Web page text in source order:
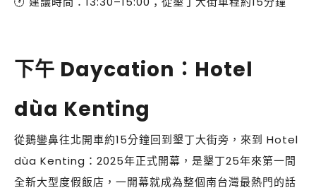
下午 Daycation：Hotel
dùa Kenting
從鵝鑾鼻往北開車約15分鐘回到墾丁大街旁，來到 Hotel
dùa Kenting：2025年正式開幕，是墾丁25年來第一間
全新大型度假飯店，一開幕就成為整個南台灣最熱門的話